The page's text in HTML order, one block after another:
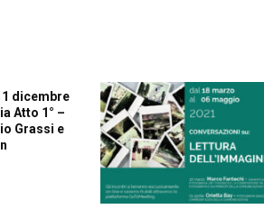
dicembre
Atto 1° –
Grassi e